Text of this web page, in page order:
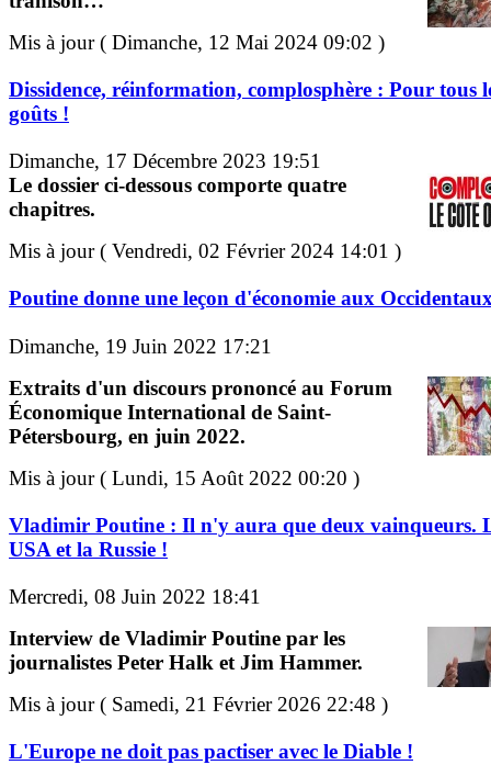
Mis à jour ( Dimanche, 12 Mai 2024 09:02 )
Dissidence, réinformation, complosphère : Pour tous
goûts !
Dimanche, 17 Décembre 2023 19:51
Le dossier ci-dessous comporte quatre
chapitres.
Mis à jour ( Vendredi, 02 Février 2024 14:01 )
Poutine donne une leçon d'économie aux
Dimanche, 19 Juin 2022 17:21
Extraits d'un discours prononcé au Forum
Économique International de Saint-
Pétersbourg, en juin 2022.
Mis à jour ( Lundi, 15 Août 2022 00:20 )
Vladimir Poutine : Il n'y aura que deux vainqueurs.
USA et la Russie !
Mercredi, 08 Juin 2022 18:41
Interview de Vladimir Poutine par les
journalistes Peter Halk et Jim Hammer.
Mis à jour ( Samedi, 21 Février 2026 22:48 )
L'Europe ne doit pas pactiser avec le Diable !